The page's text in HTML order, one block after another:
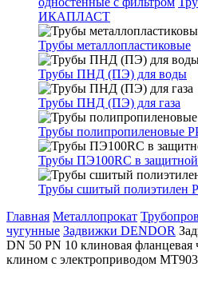
ИКАПЛАСТ
Трубы металлопластиковые
Трубы ПНД (ПЭ) для воды
Трубы ПНД (ПЭ) для газа
Трубы полипропиленовые
Трубы ПЭ100RC в защитной
Трубы сшитый полиэтилен
Главная Металлопрокат
чугунные Задвижки DENDOR
DN 50 PN 10 клиновая фланцевая
клином с электроприводом